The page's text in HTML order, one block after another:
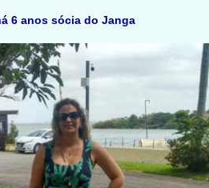
6 anos sócia do Janga